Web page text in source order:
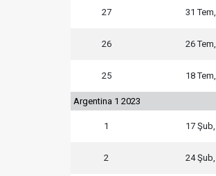
27 31
26 26
25 18
Argentina 1 2023
1 17
2 24